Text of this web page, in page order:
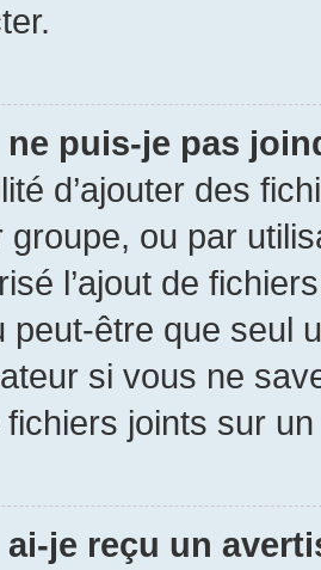
puis-je pas
d’ajouter des
ou par
l’ajout de
peut-être que seul
si vous ne
joints sur
je reçu un